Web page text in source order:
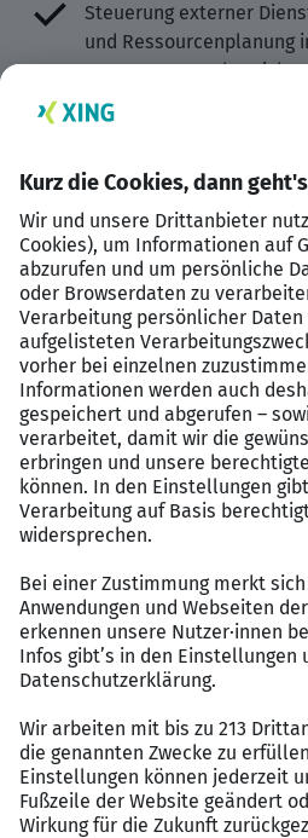
Steuerung externer
und Ressourcenplanung
Verantwortungsbereich
Überwachung von
Prozessen
Profil
Abgeschlossenes
Wirtschaftsinformatik
Ausbildung
Mehrjährige
Netzwerk- und IT-Security
Fundierte Kenntnisse in
Firewalls, VPN, IDS/IPS
Erfahrung in
Projektmanagement und
Zusammenarbeit
Sehr gute Deutsch- und
Perspektiven
Bruttojahresgehalt: je